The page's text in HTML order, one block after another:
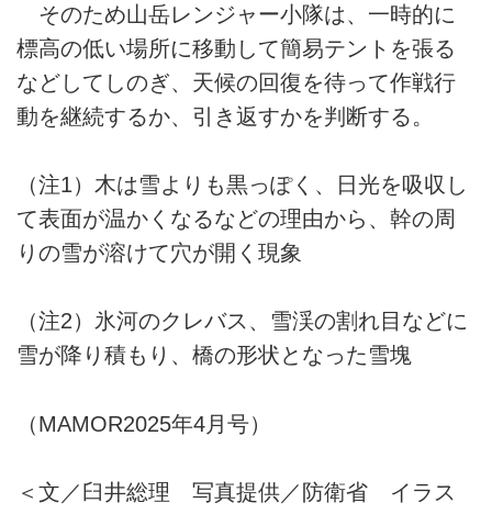
そのため山岳レンジャー小隊は、一時的に
標高の低い場所に移動して簡易テントを張る
などしてしのぎ、天候の回復を待って作戦行
動を継続するか、引き返すかを判断する。
（注1）木は雪よりも黒っぽく、日光を吸収し
て表面が温かくなるなどの理由から、幹の周
りの雪が溶けて穴が開く現象
（注2）氷河のクレバス、雪渓の割れ目などに
雪が降り積もり、橋の形状となった雪塊
（MAMOR2025年4月号）
＜文／臼井総理 写真提供／防衛省 イラス